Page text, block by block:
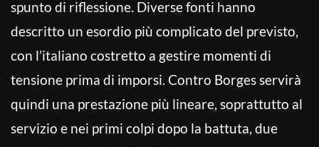
spunto di riflessione. Diverse fonti hanno
descritto un esordio più complicato del previsto,
con l’italiano costretto a gestire momenti di
tensione prima di imporsi. Contro Borges servirà
quindi una prestazione più lineare, soprattutto al
servizio e nei primi colpi dopo la battuta, due